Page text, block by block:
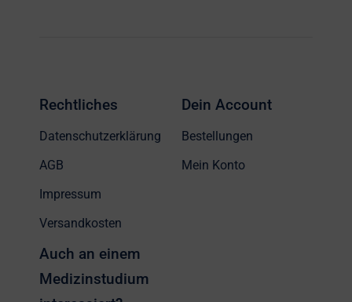
Rechtliches
Datenschutzerklärung
AGB
Impressum
Versandkosten
Dein Account
Bestellungen
Mein Konto
Auch an einem
Medizinstudium